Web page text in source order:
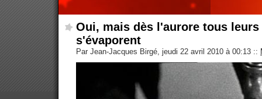
Oui, mais dès l'aurore tous
s'évaporent
Par Jean-Jacques Birgé, jeudi 22 avril 2010 à 00:13 ::